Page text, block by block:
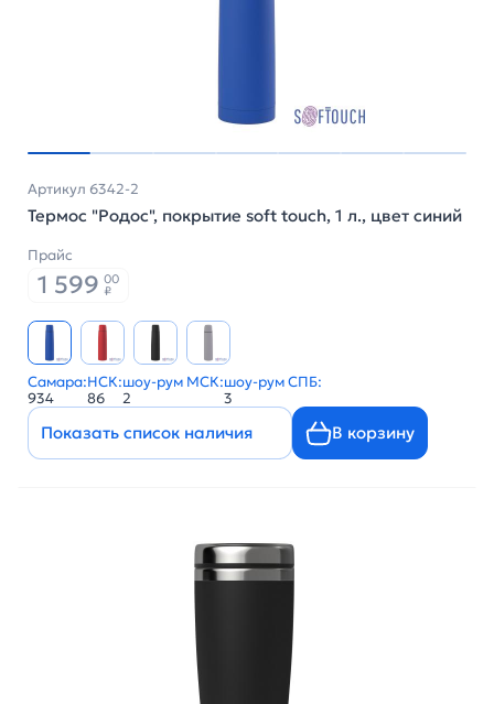
Артикул 6342-2
Термос "Родос", покрытие soft touch, 1 л., цвет синий
Прайс
1 599 00
₽
Самара:
934
НСК:
86
шоу-рум МСК:
2
шоу-рум СПБ:
3
Показать список наличия В корзину